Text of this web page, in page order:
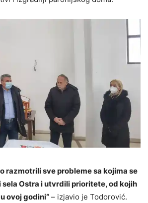
razmotrili sve probleme sa kojima se
Ostra i utvrdili prioritete, od kojih
ovoj godini“ – izjavio je Todorović.